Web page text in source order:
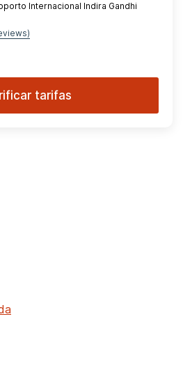
Internacional Indira Gandhi
tarifas